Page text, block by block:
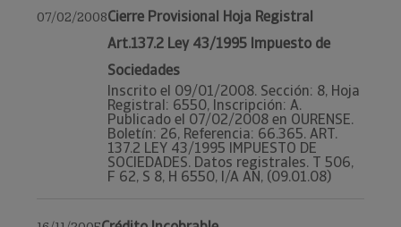
07/02/2008Cierre Provisional Hoja Registral
Art.137.2 Ley 43/1995 Impuesto de
Sociedades
Inscrito el 09/01/2008. Sección: 8, Hoja
Registral: 6550, Inscripción: A.
Publicado el 07/02/2008 en OURENSE.
Boletín: 26, Referencia: 66.365. ART.
137.2 LEY 43/1995 IMPUESTO DE
SOCIEDADES. Datos registrales. T 506,
F 62, S 8, H 6550, I/A AN, (09.01.08)